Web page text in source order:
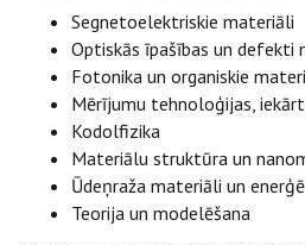
Segnetoelektriskie materiāli
Optiskās īpašības un defekti
Fotonika un organiskie
Mērījumu tehnoloģijas,
Kodolfizika
Materiālu struktūra un
Ūdeņraža materiāli un
Teorija un modelēšana